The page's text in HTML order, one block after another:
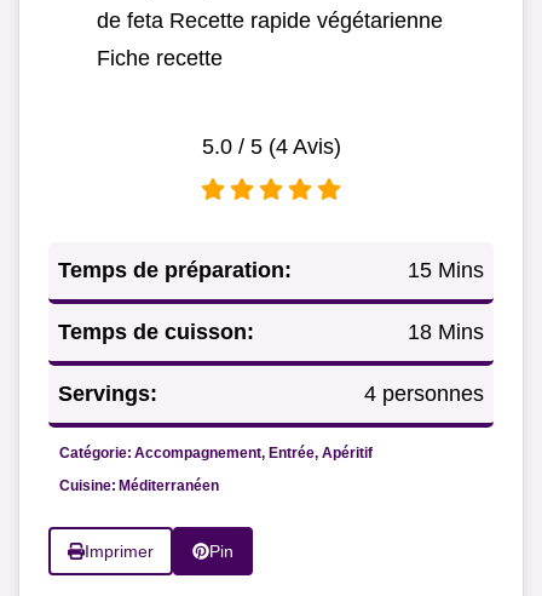
de feta Recette rapide végétarienne
Fiche recette
5.0/ 5 (4Avis)
Temps de préparation: 15 Mins
Temps de cuisson: 18 Mins
Servings: 4 personnes
Catégorie: Accompagnement, Entrée, Apéritif
Cuisine: Méditerranéen
Imprimer Pin